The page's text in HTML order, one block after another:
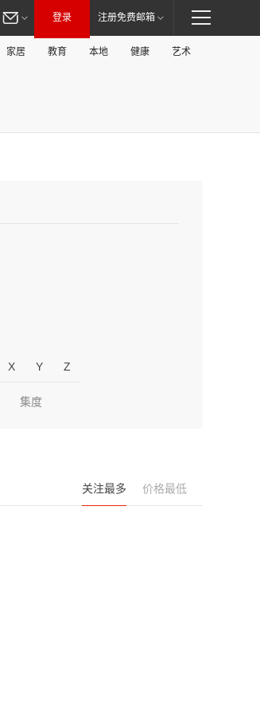
登录 注册免费邮箱
家居 教育 本地 健康 艺术
X Y Z
集度
关注最多 价格最低